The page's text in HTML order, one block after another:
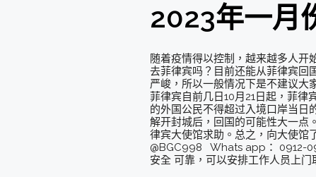
2023年一月
随着疫情得以控制，越来越多人开
去菲律宾吗？目前还能从菲律宾回
严峻，所以一般情况下是不建议大
菲律宾自前几日10月21日起，菲
的外国公民不得超过入境口岸当日
解开封城后，回国的可能性大一点
律宾大使馆求助。总之，向大使馆
@BGC998 Whats app： 0912-
安全 可靠，可以安排工作人员上